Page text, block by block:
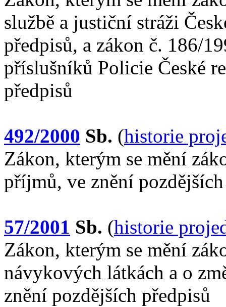
službě a justiční stráži
předpisů, a zákon č. 186/
příslušníků Policie České
předpisů
492/2000 Sb. (historie
Zákon, kterým se mění
příjmů, ve znění
57/2001 Sb. (historie
Zákon, kterým se mění
návykových látkách a o
znění pozdějších předpisů